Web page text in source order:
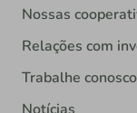
Nossas
Relações com
Trabalhe conosco
Notícias